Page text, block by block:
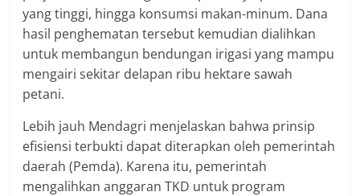
yang tinggi, hingga konsumsi makan-minum. Dana
hasil penghematan tersebut kemudian dialihkan
untuk membangun bendungan irigasi yang mampu
mengairi sekitar delapan ribu hektare sawah
petani.
Lebih jauh Mendagri menjelaskan bahwa prinsip
efisiensi terbukti dapat diterapkan oleh pemerintah
daerah (Pemda). Karena itu, pemerintah
mengalihkan anggaran TKD untuk program